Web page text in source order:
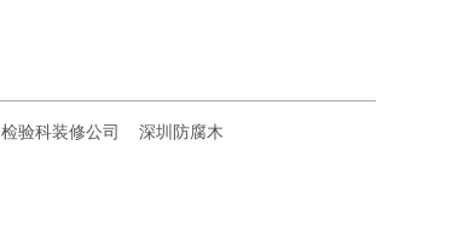
检验科装修公司 深圳防腐木